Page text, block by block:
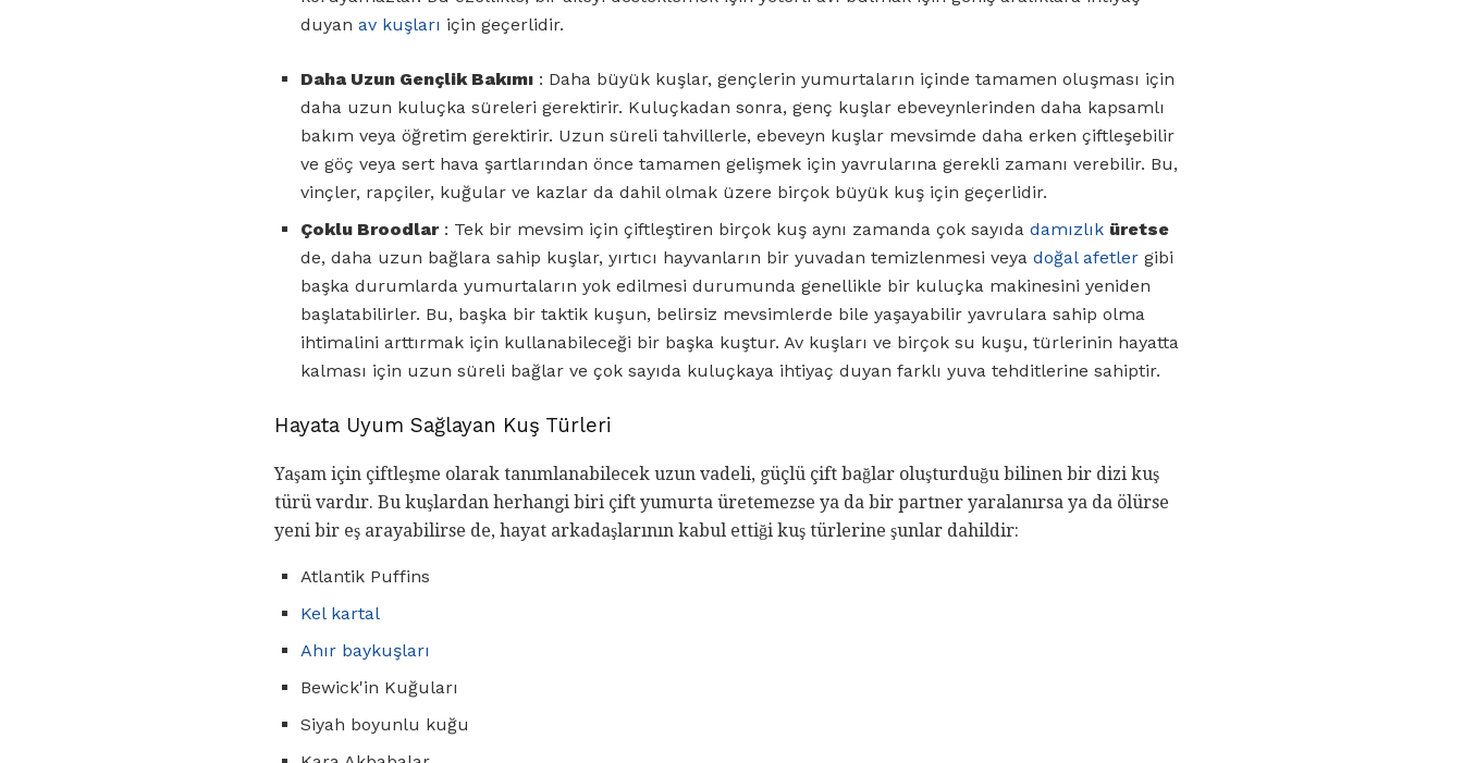
duyan av kuşları için geçerlidir.
Daha Uzun Gençlik Bakımı : Daha büyük kuşlar, gençlerin yumurtaların içinde tamamen oluşması için
daha uzun kuluçka süreleri gerektirir. Kuluçkadan sonra, genç kuşlar ebeveynlerinden daha kapsamlı
bakım veya öğretim gerektirir. Uzun süreli tahvillerle, ebeveyn kuşlar mevsimde daha erken çiftleşebilir
ve göç veya sert hava şartlarından önce tamamen gelişmek için yavrularına gerekli zamanı verebilir. Bu,
vinçler, rapçiler, kuğular ve kazlar da dahil olmak üzere birçok büyük kuş için geçerlidir.
Çoklu Broodlar: Tek bir mevsim için çiftleştiren birçok kuş aynı zamanda çok sayıda damızlık üretse
de, daha uzun bağlara sahip kuşlar, yırtıcı hayvanların bir yuvadan temizlenmesi veya doğal afetler gibi
başka durumlarda yumurtaların yok edilmesi durumunda genellikle bir kuluçka makinesini yeniden
başlatabilirler. Bu, başka bir taktik kuşun, belirsiz mevsimlerde bile yaşayabilir yavrulara sahip olma
ihtimalini arttırmak için kullanabileceği bir başka kuştur. Av kuşları ve birçok su kuşu, türlerinin hayatta
kalması için uzun süreli bağlar ve çok sayıda kuluçkaya ihtiyaç duyan farklı yuva tehditlerine sahiptir.
Hayata Uyum Sağlayan Kuş Türleri
Yaşam için çiftleşme olarak tanımlanabilecek uzun vadeli, güçlü çift bağlar oluşturduğu bilinen bir dizi kuş
türü vardır. Bu kuşlardan herhangi biri çift yumurta üretemezse ya da bir partner yaralanırsa ya da ölürse
yeni bir eş arayabilirse de, hayat arkadaşlarının kabul ettiği kuş türlerine şunlar dahildir:
Atlantik Puffins
Kel kartal
Ahır baykuşları
Bewick'in Kuğuları
Siyah boyunlu kuğu